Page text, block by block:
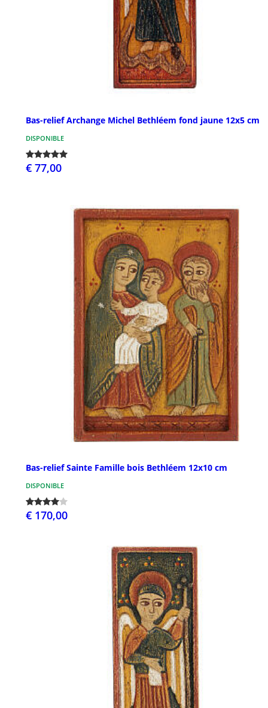
Bas-relief Archange Michel Bethléem fond jaune 12x5 cm
DISPONIBLE
€ 77,00
Bas-relief Sainte Famille bois Bethléem 12x10 cm
DISPONIBLE
€ 170,00